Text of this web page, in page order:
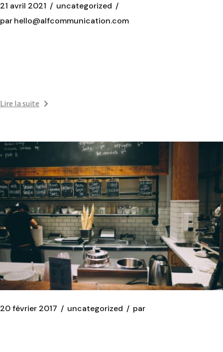
21 avril 2021
uncategorized
parhello@alfcommunication.com
Lire la suite
20 février 2017 uncategorized par